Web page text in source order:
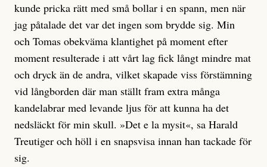
kunde pricka rätt med små bollar i en spann, men när
jag påtalade det var det ingen som brydde sig. Min
och Tomas obekväma klantighet på moment efter
moment resulterade i att vårt lag fick långt mindre mat
och dryck än de andra, vilket skapade viss förstämning
vid långborden där man ställt fram extra många
kandelabrar med levande ljus för att kunna ha det
nedsläckt för min skull. »Det e la mysit«, sa Harald
Treutiger och höll i en snapsvisa innan han tackade för
sig.